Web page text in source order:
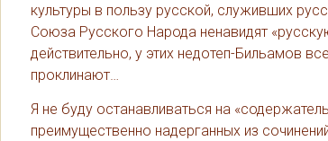
культуры в пользу русской, служивших
Союза Русского Народа ненавидят
действительно, у этих недотеп-Бильамов
проклинают…
Я не буду останавливаться на
преимущественно надерганных из